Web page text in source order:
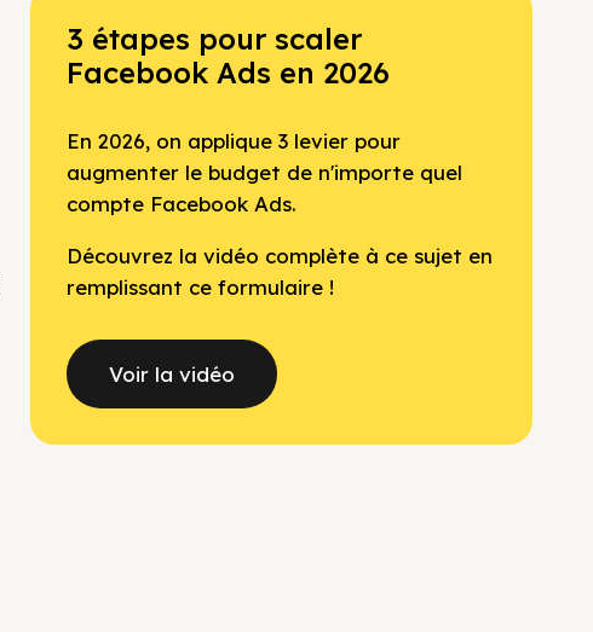
3 étapes pour scaler
Facebook Ads en 2026
En 2026, on applique 3 levier pour
augmenter le budget de n'importe quel
compte Facebook Ads.
Découvrez la vidéo complète à ce sujet en
remplissant ce formulaire !
Voir la vidéo